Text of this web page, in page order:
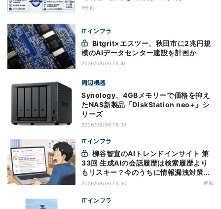
9分前
ITインフラ
模のAIデータセンター建設を計画か
2026/08/06 16:41
周辺機器
Synology、4GBメモリーで価格を抑え
たNAS新製品「DiskStation neo+」シ
リーズ
2026/08/06 16:35
ITインフラ
33回 生成AIの会話履歴は検索履歴より
もリスキー？今のうちに情報漏洩対策を
万全にしておこう
2026/08/06 15:50 連載
ITインフラ